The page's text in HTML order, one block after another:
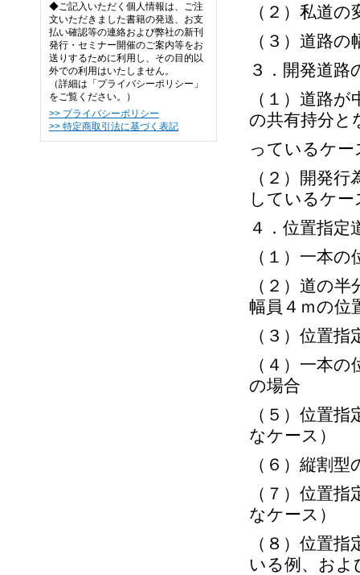
◆ご記入いただく個人情報は、ご注
文いただきました書籍の発送、お支
払い確認等の連絡および弊社の新刊
発行・セミナー開催のご案内等をお
送りするために利用し、その目的以
外での利用はいたしません。
（詳細は「プライバシーポリシー」
をご覧ください。）
>> プライバシーポリシー
>> 特定商取引法に基づく表記
（２）私道
（３）道路
３．開発道路
（１）道路
の共有持分と
っているケー
（２）開発
しているケー
４．位置指定
（１）一本
（２）道の
幅員４ｍの位
（３）位置
（４）一本
の場合
（５）位置
なケース）
（６）縦割
（７）位置
なケース）
（８）位置
いる例、およ